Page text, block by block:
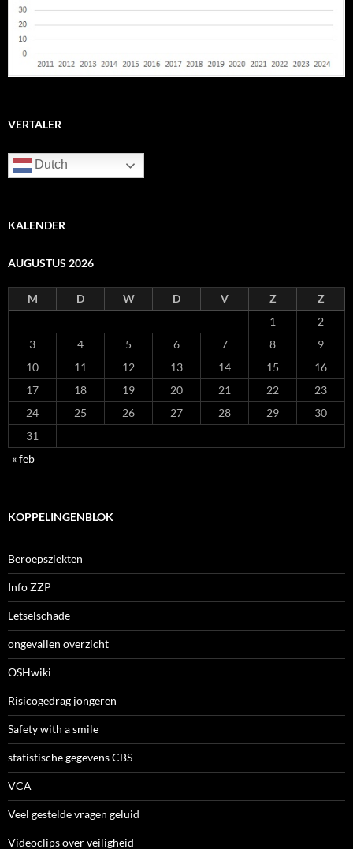
VERTALER
Dutch
KALENDER
AUGUSTUS 2026
M D W D V Z
Z
1
2
3
4 5 6 7 8
9
10
11 12 13 14 15
16
17
18 19 20 21 22
23
24
25 26 27 28 29
30
31
« feb
KOPPELINGENBLOK
Beroepsziekten
Info ZZP
Letselschade
ongevallen overzicht
OSHwiki
Risicogedrag jongeren
Safety with a smile
statistische gegevens CBS
VCA
Veel gestelde vragen geluid
Videoclips over veiligheid